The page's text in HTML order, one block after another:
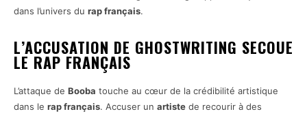
dans l’univers du rap français.
L’ACCUSATION DE GHOSTWRITING SECOUE
LE RAP FRANÇAIS
L’attaque de Booba touche au cœur de la crédibilité artistique
dans le rap français. Accuser un artiste de recourir à des